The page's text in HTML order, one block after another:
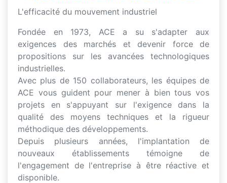
L'efficacité du mouvement industriel
Fondée en 1973, ACE a su s'adapter aux
exigences des marchés et devenir force de
propositions sur les avancées technologiques
industrielles.
Avec plus de 150 collaborateurs, les équipes de
ACE vous guident pour mener à bien tous vos
projets en s'appuyant sur l'exigence dans la
qualité des moyens techniques et la rigueur
méthodique des développements.
Depuis plusieurs années, l'implantation de
nouveaux établissements témoigne de
l'engagement de l'entreprise à être réactive et
disponible.